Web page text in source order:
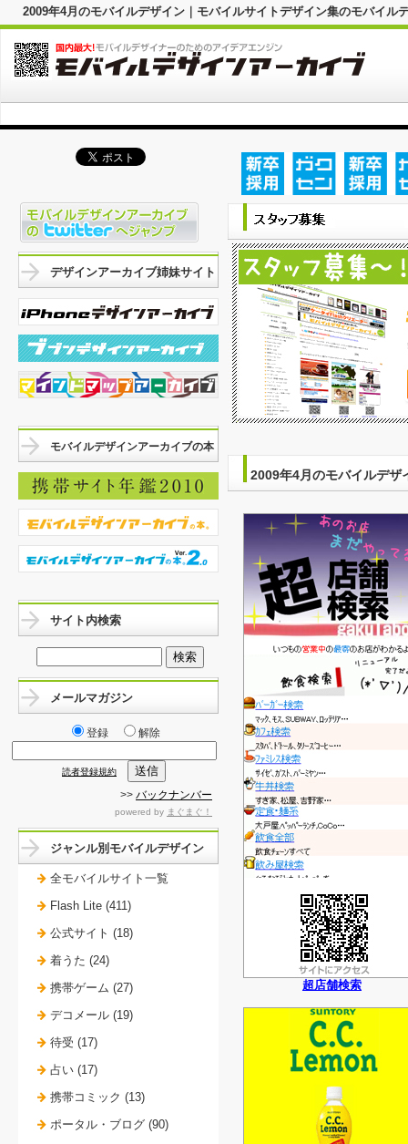
2009年4月のモバイルデザイン｜モバイルサイトデザイン集のモバイ
2009年4月のモバイルデザ
超店舗検索
デザインアーカイブ姉妹サイト
モバイルデザインアーカイブの本
サイト内検索
メールマガジン
登録 解除
読者登録規約
>> バックナンバー
powered by まぐまぐ！
ジャンル別モバイルデザイン
全モバイルサイト一覧
Flash Lite (411)
公式サイト (18)
着うた (24)
携帯ゲーム (27)
デコメール (19)
待受 (17)
占い (17)
携帯コミック (13)
ポータル・ブログ (90)